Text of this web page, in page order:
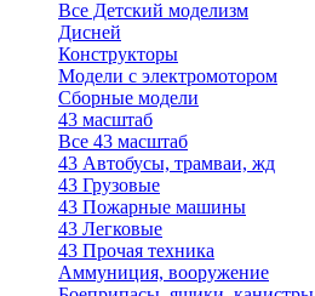
Все Детский моделизм
Дисней
Конструкторы
Модели с электромотором
Сборные модели
43 масштаб
Все 43 масштаб
43 Автобусы, трамваи, жд
43 Грузовые
43 Пожарные машины
43 Легковые
43 Прочая техника
Аммуниция, вооружение